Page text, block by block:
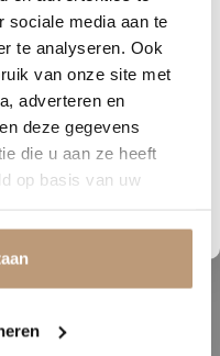
korting op
bespaar direct.
vloeren
sociale media aan te
te analyseren. Ook
van onze site met
adverteren en
deze gegevens
die u aan ze heeft
op basis van uw
en functionaliteit met